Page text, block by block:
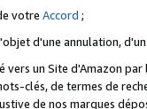
votre Accord ;
d'une annulation,
un Site d'Amazon
clés, de termes de
de nos marques